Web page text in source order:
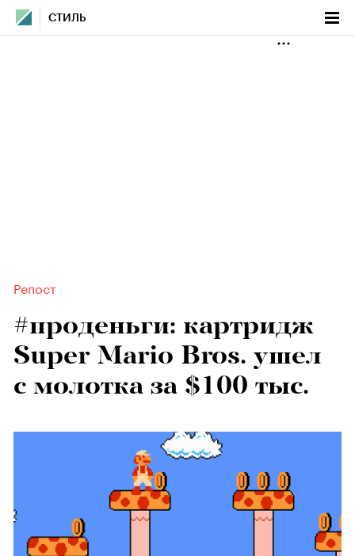
СТИЛЬ
Репост
#проденьги: картридж
Super Mario Bros. ушел
с молотка за $100 тыс.